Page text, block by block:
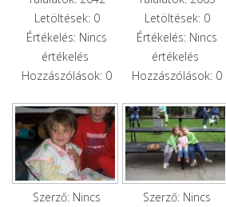
Letöltések: 0
Értékelés: Nincs
értékelés
Hozzászólások: 0
Letöltések: 0
Értékelés: Nincs
értékelés
Hozzászólások: 0
Szerző: Nincs
Szerző: Nincs